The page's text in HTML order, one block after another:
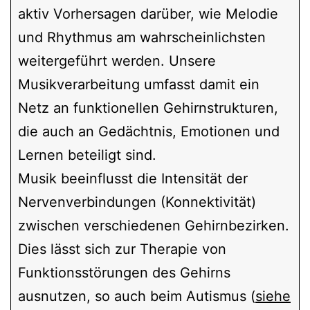
aktiv Vorhersagen darüber, wie Melodie
und Rhythmus am wahrscheinlichsten
weitergeführt werden. Unsere
Musikverarbeitung umfasst damit ein
Netz an funktionellen Gehirnstrukturen,
die auch an Gedächtnis, Emotionen und
Lernen beteiligt sind.
Musik beeinflusst die Intensität der
Nervenverbindungen (Konnektivität)
zwischen verschiedenen Gehirnbezirken.
Dies lässt sich zur Therapie von
Funktionsstörungen des Gehirns
ausnutzen, so auch beim Autismus (siehe